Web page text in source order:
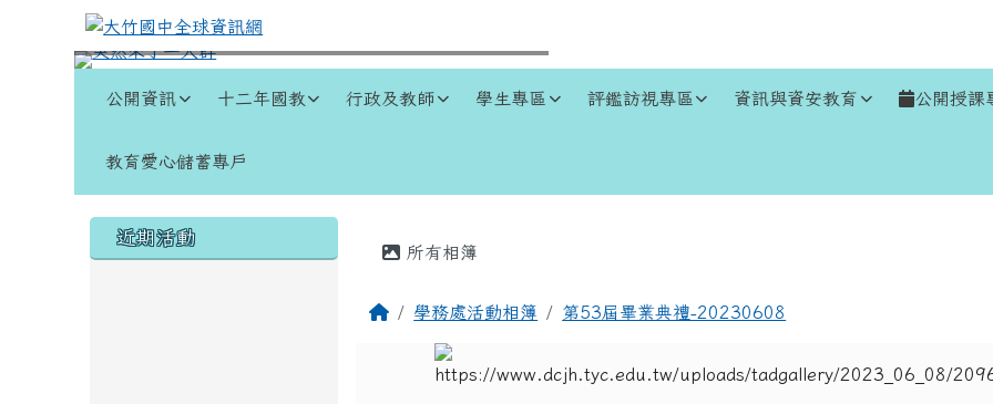
跳至主內容區
大竹國中全球資訊網
公開資訊 十二年國教 行政及教師 學生專區 評鑑訪視專區 資訊與資安教育 公開授課
教育愛心儲蓄專戶
左邊區域內容
近期活動 主內容區域
所有相簿
回首頁學務處活動相簿 第53屆畢業典禮-20230608
頁尾區域